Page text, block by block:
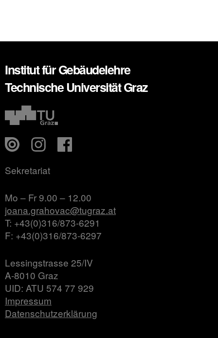
Institut für Gebäudelehre
Technische Universität Graz
Sekretariat
Mo – Fr 9.00 – 12.00
joana.grahovac@tugraz.at
T: +43(0)316/873-6291
F: +43(0)316/873-6297
Lessingstrasse 25/IV
A-8010 Graz
UID: ATU 574 77 929
Impressum
Datenschutzerklärung